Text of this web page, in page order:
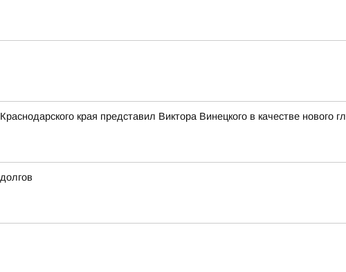
края представил Виктора Винецкого в качестве нового